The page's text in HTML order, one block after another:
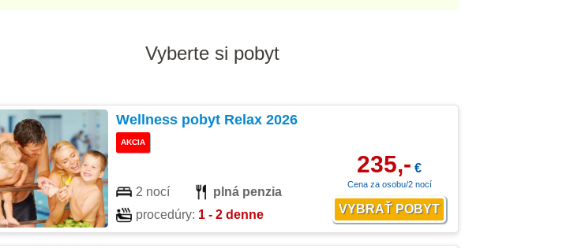
Vyberte si pobyt
Wellness pobyt Relax 2026
AKCIA
2 nocí
plná penzia
procedúry: 1 - 2 denne
235,- €
Cena za osobu/2 nocí